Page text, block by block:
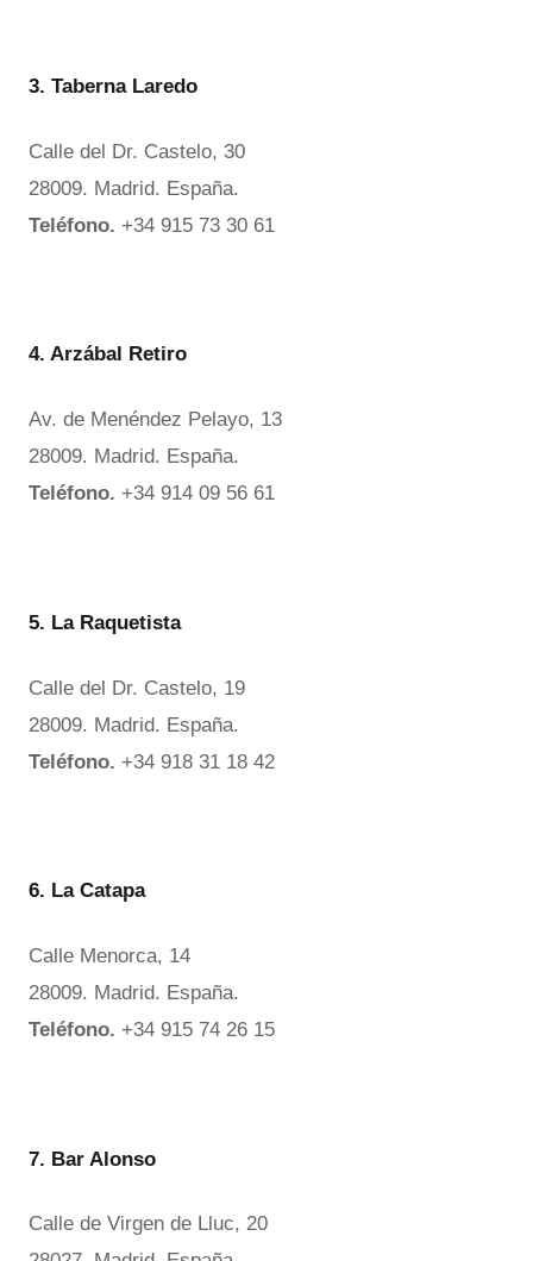
3. Taberna Laredo
Calle del Dr. Castelo, 30
28009. Madrid. España.
Teléfono. +34 915 73 30 61
4. Arzábal Retiro
Av. de Menéndez Pelayo, 13
28009. Madrid. España.
Teléfono. +34 914 09 56 61
5. La Raquetista
Calle del Dr. Castelo, 19
28009. Madrid. España.
Teléfono. +34 918 31 18 42
6. La Catapa
Calle Menorca, 14
28009. Madrid. España.
Teléfono. +34 915 74 26 15
7. Bar Alonso
Calle de Virgen de Lluc, 20